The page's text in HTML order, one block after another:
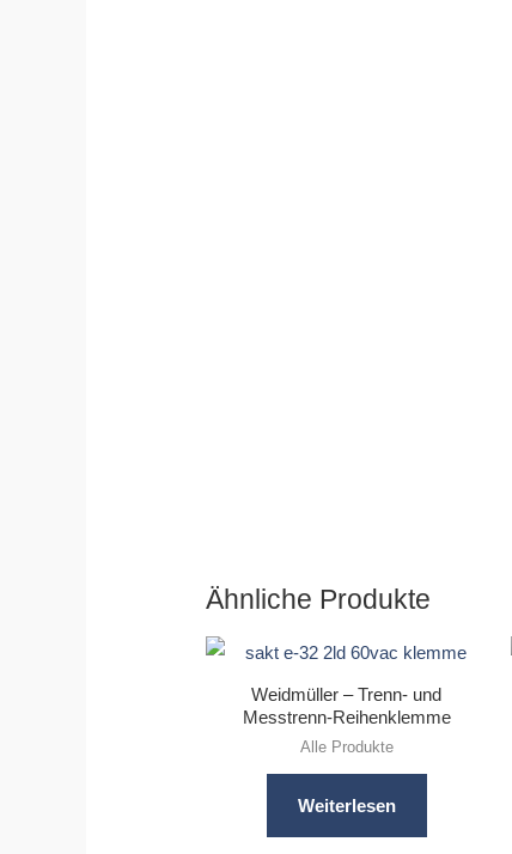
Ähnliche Produkte
Weidmüller – Trenn- und
Messtrenn-Reihenklemme
Alle Produkte
Weiterlesen